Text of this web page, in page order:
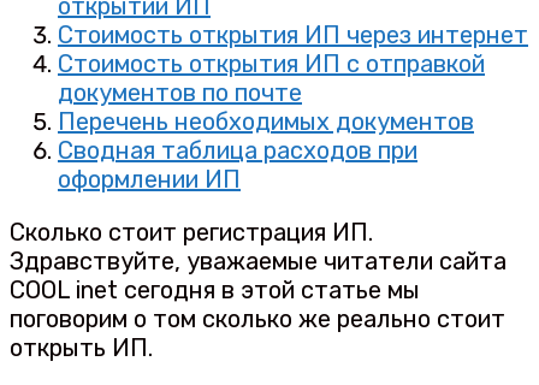
открытии ИП
Стоимость открытия ИП через интернет
Стоимость открытия ИП с отправкой
документов по почте
Перечень необходимых документов
Сводная таблица расходов при
оформлении ИП
Сколько стоит регистрация ИП.
Здравствуйте, уважаемые читатели сайта
COOL inet сегодня в этой статье мы
поговорим о том сколько же реально стоит
открыть ИП.